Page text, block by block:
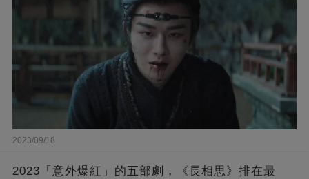
2023/09/18
2023「意外爆紅」的五部劇，《長相思》排在最